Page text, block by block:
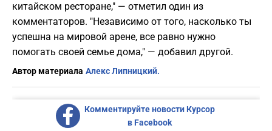
китайском ресторане," — отметил один из
комментаторов. "Независимо от того, насколько ты
успешна на мировой арене, все равно нужно
помогать своей семье дома," — добавил другой.
Автор материала Алекс Липницкий.
Комментируйте новости Курсор
в Facebook